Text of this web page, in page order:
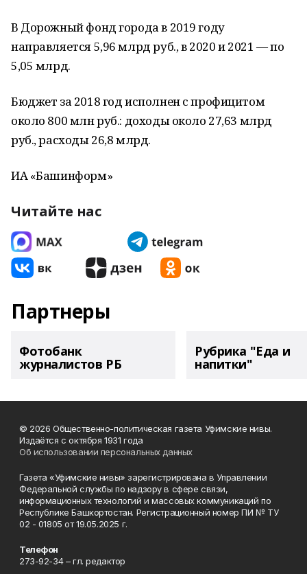
В Дорожный фонд города в 2019 году
направляется 5,96 млрд руб., в 2020 и 2021 — по
5,05 млрд.
Бюджет за 2018 год исполнен с профицитом
около 800 млн руб.: доходы около 27,63 млрд
руб., расходы 26,8 млрд.
ИА «Башинформ»
Читайте нас
Партнеры
Фотобанк
журналистов РБ
Рубрика "Еда и
напитки"
© 2026 Общественно-политическая газета Уфимские нивы.
Издаётся с октября 1931 года
Об использовании персональных данных
Газета «Уфимские нивы» зарегистрирована в Управлении
Федеральной службы по надзору в сфере связи,
информационных технологий и массовых коммуникаций по
Республике Башкортостан. Регистрационный номер ПИ № ТУ
02 - 01805 от 19.05.2025 г.
Телефон
273-92-34 – гл. редактор